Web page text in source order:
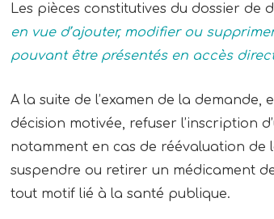
Les pièces constitutives du dossier de
en vue d’ajouter, modifier ou
pouvant être présentés en accès
A la suite de l’examen de la demande,
décision motivée, refuser l’inscription
notamment en cas de réévaluation
suspendre ou retirer un médicament
tout motif lié à la santé publique.